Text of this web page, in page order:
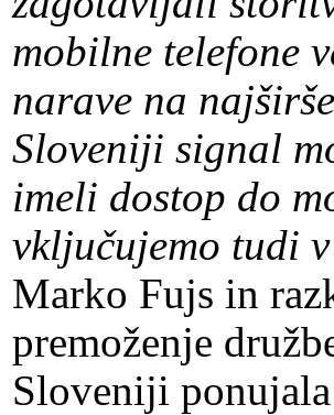
mobilne telefone
narave na
Sloveniji signal
imeli dostop do
vključujemo tudi
Marko Fujs in
premoženje
Sloveniji